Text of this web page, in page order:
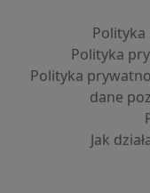
Polityka
Polityka
dane
Jak